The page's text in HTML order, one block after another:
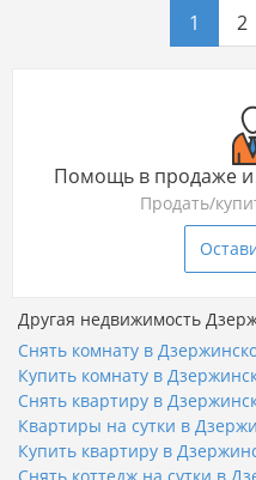
1 2
Помощь в продаже
Продать/
Другая недвижимость
Снять комнату в
Купить комнату в
Снять квартиру в
Квартиры на сутки в
Купить квартиру в